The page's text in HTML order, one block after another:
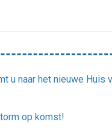
u naar het nieuwe Huis
op komst!